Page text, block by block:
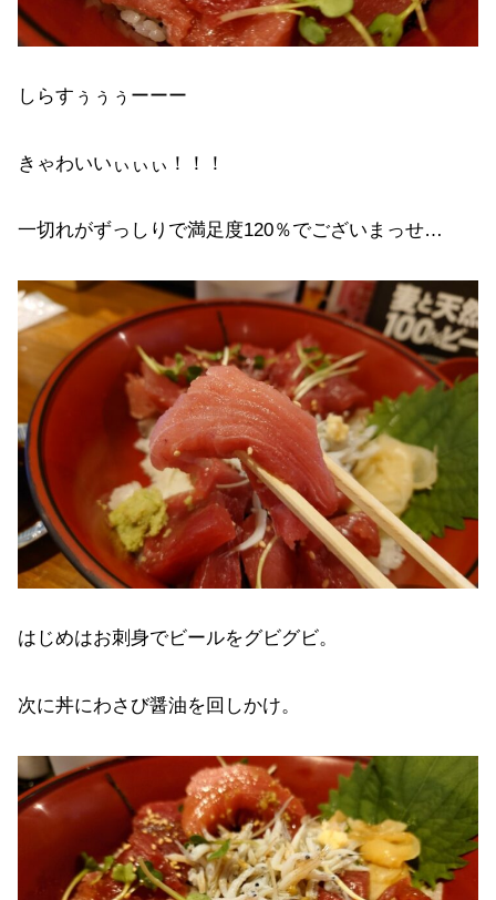
しらすぅぅぅーーー
きゃわいいぃぃぃ！！！
一切れがずっしりで満足度120％でございまっせ…
はじめはお刺身でビールをグビグビ。
次に丼にわさび醤油を回しかけ。